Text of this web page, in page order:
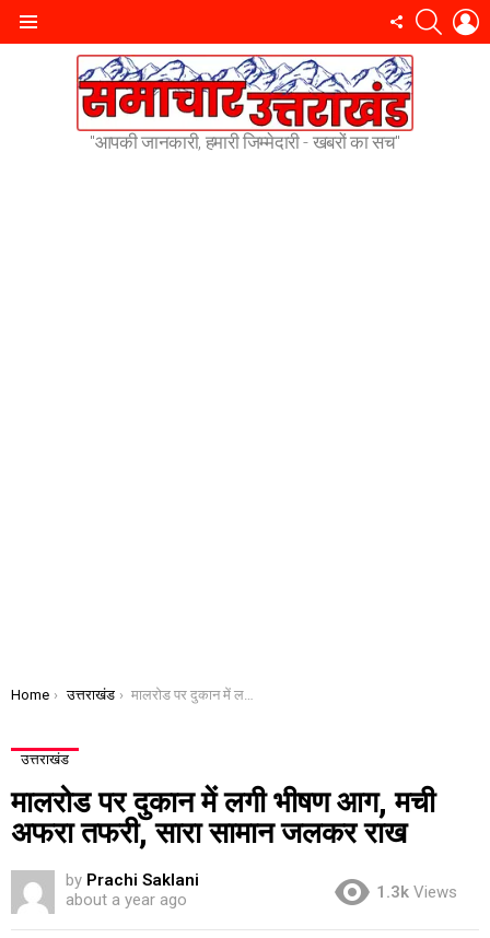
FOLLOW
"आपकी जानकारी, हमारी जिम्मेदारी - खबरों का सच"
You are here:
Home उत्तराखंड मालरोड पर दुकान में लगी भीषण आग, मची अफरा तफरी, सारा सामान जलकर राख
उत्तराखंड
मालरोड पर दुकान में लगी भीषण आग, मची
अफरा तफरी, सारा सामान जलकर राख
by Prachi Saklani
about a year ago
1.3k Views